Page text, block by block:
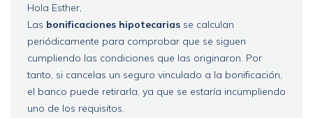
Hola Esther,
Las bonificaciones hipotecarias se calculan
periódicamente para comprobar que se siguen
cumpliendo las condiciones que las originaron. Por
tanto, si cancelas un seguro vinculado a la bonificación,
el banco puede retirarla, ya que se estaría incumpliendo
uno de los requisitos.